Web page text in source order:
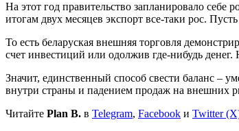
На этот год правительство запланировало себе
итогам двух месяцев экспорт все-таки рос.
То есть беларуская внешняя торговля
счет инвестиций или одолжив где-нибудь денег.
Значит, единственный способ свести баланс –
внутри страны и падением продаж на внешних
Читайте Plan B. в Telegram, Facebook и Twitter